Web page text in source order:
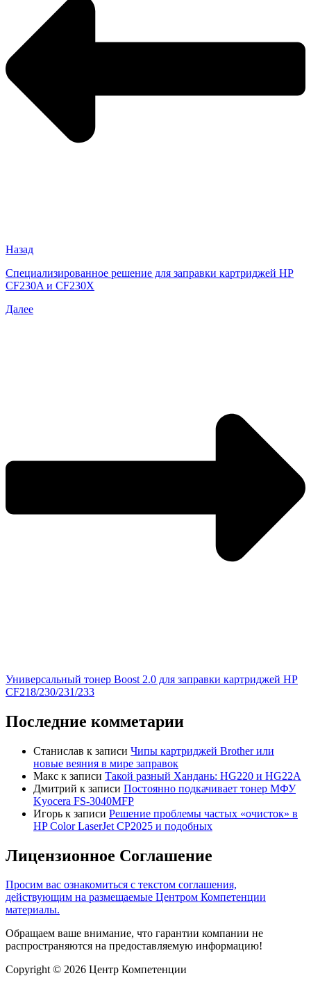
Назад
Специализированное решение для заправки картриджей HP
CF230A и CF230X
Далее
Универсальный тонер Boost 2.0 для заправки картриджей HP
CF218/230/231/233
Последние комметарии
Станислав к записи Чипы картриджей Brother или
новые веяния в мире заправок
Макс к записи Такой разный Хандань: HG220 и HG22A
Дмитрий к записи Постоянно подкачивает тонер МФУ
Kyocera FS-3040MFP
Игорь к записи Решение проблемы частых «очисток» в
HP Color LaserJet CP2025 и подобных
Лицензионное Соглашение
Просим вас ознакомиться с текстом соглашения,
действующим на размещаемые Центром Компетенции
материалы.
Обращаем ваше внимание, что гарантии компании не
распространяются на предоставляемую информацию!
Copyright © 2026 Центр Компетенции